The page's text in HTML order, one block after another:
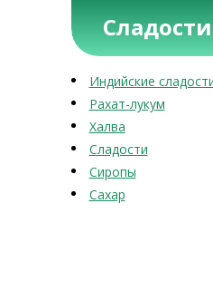
Индийские
Рахат-лукум
Халва
Сладости
Сиропы
Сахар